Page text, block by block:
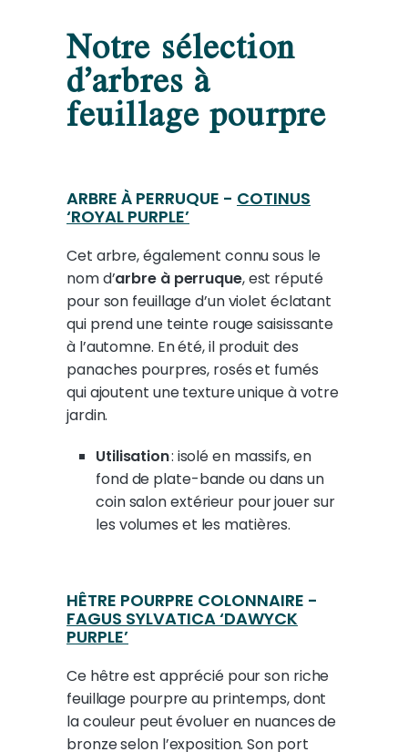
Notre sélection
d’arbres à
feuillage pourpre
ARBRE À PERRUQUE - COTINUS
‘ROYAL PURPLE’
Cet arbre, également connu sous le
nom d’arbre à perruque, est réputé
pour son feuillage d’un violet éclatant
qui prend une teinte rouge saisissante
à l’automne. En été, il produit des
panaches pourpres, rosés et fumés
qui ajoutent une texture unique à votre
jardin.
Utilisation: isolé en massifs, en
fond de plate-bande ou dans un
coin salon extérieur pour jouer sur
les volumes et les matières.
HÊTRE POURPRE COLONNAIRE -
FAGUS SYLVATICA ‘DAWYCK
PURPLE’
Ce hêtre est apprécié pour son riche
feuillage pourpre au printemps, dont
la couleur peut évoluer en nuances de
bronze selon l’exposition. Son port